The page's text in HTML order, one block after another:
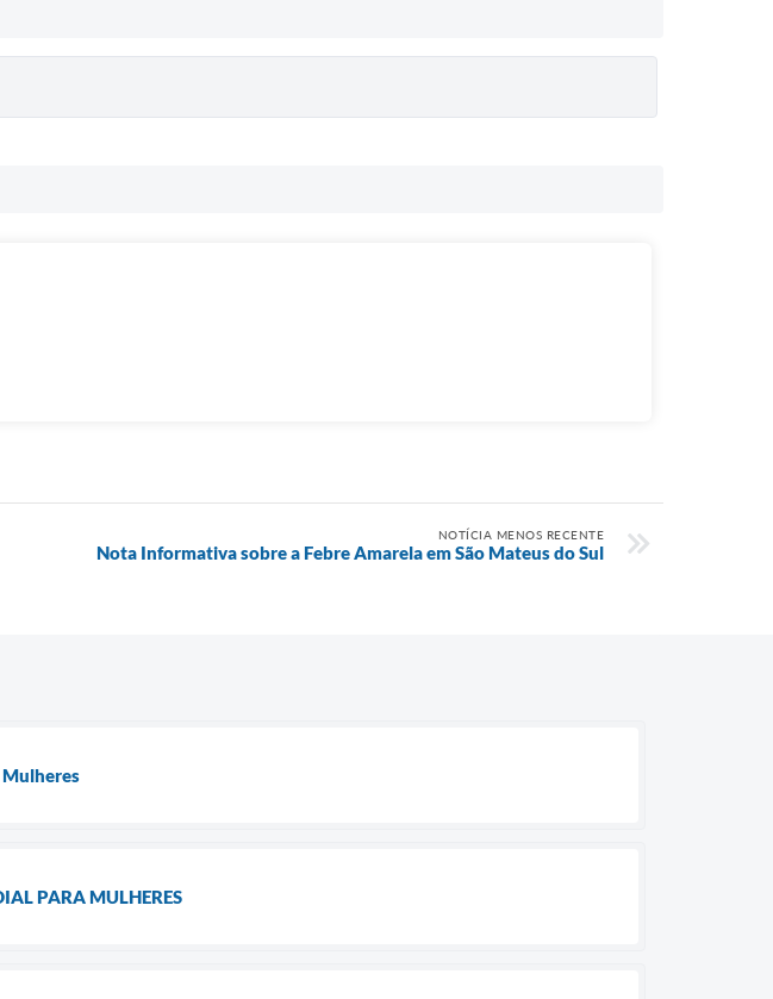
NOTÍCIA MENOS RECENTE
Nota Informativa sobre a Febre Amarela em São Mateus do Sul
PARA MULHERES